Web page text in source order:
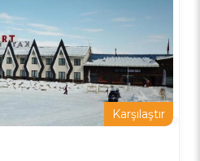
Karşılaştır